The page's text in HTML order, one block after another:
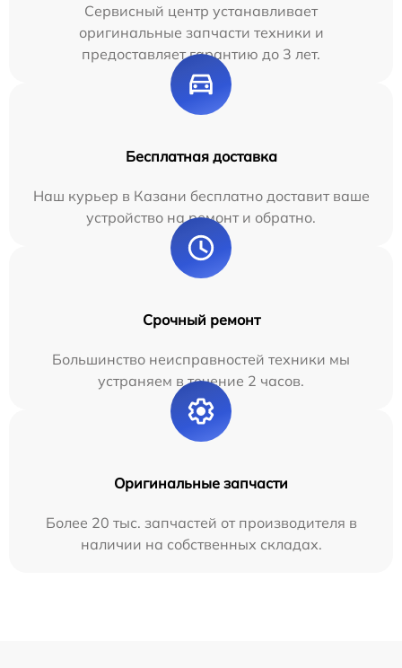
Сервисный центр устанавливает
оригинальные запчасти техники и
предоставляет гарантию до 3 лет.
Бесплатная доставка
Наш курьер в Казани бесплатно доставит ваше
устройство на ремонт и обратно.
Срочный ремонт
Большинство неисправностей техники мы
устраняем в течение 2 часов.
Оригинальные запчасти
Более 20 тыс. запчастей от производителя в
наличии на собственных складах.